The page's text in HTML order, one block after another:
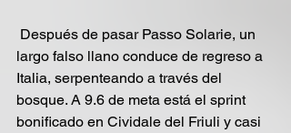
largo falso llano conduce de regreso a
Italia, serpenteando a través del
bosque. A 9.6 de meta está el sprint
bonificado en Cividale del Friuli y casi